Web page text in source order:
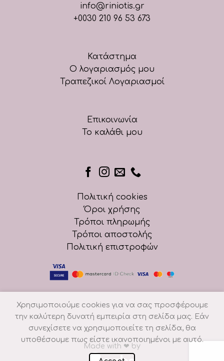
info@riniotis.gr
+0030 210 96 53 673
Κατάστημα
Ο λογαριασμός μου
Τραπεζικοί Λογαριασμοί
Επικοινωνία
Το καλάθι μου
Πολιτική cookies
Όροι χρήσης
Τρόποι πληρωμής
Τρόποι αποστολής
Πολιτική επιστροφών
Made with ❤ by
Χρησιμοποιούμε cookies για να σας προσφέρουμε
την καλύτερη δυνατή εμπειρία στη σελίδα μας. Εάν
συνεχίσετε να χρησιμοποιείτε τη σελίδα, θα
υποθέσουμε πως είστε ικανοποιημένοι με αυτό.